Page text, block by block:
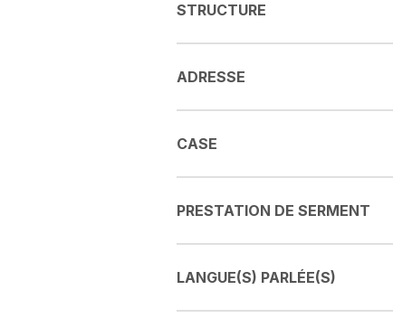
STRUCTURE
ADRESSE
CASE
PRESTATION DE SERMENT
LANGUE(S) PARLÉE(S)